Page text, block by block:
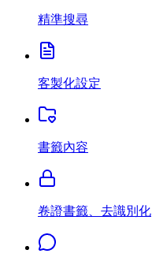
精準搜尋
客製化設定
書籤內容
卷證書籤、去識別化